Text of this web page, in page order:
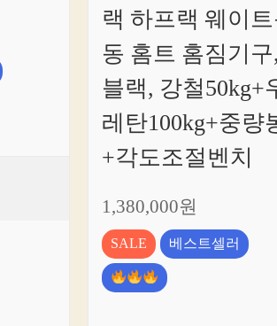
랙 하프랙 웨이
동 홈트 홈짐기구,
블랙, 강철50kg+
레탄100kg+중량
+각도조절벤치
1,380,000원
SALE 베스트셀러